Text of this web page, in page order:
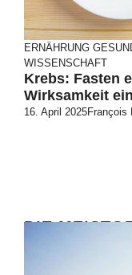
ERNÄHRUNG
WISSENSCHAFT
Krebs: Fasten
Wirksamkeit
16. April 2025François
DIE